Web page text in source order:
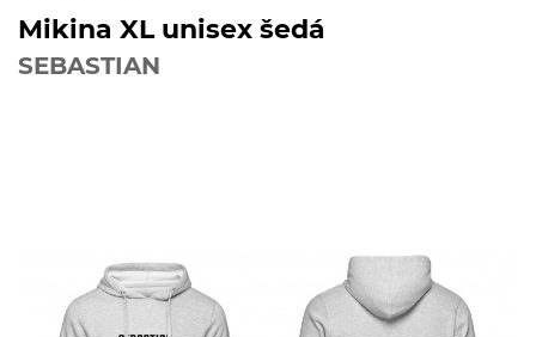
Mikina XL unisex šedá
SEBASTIAN